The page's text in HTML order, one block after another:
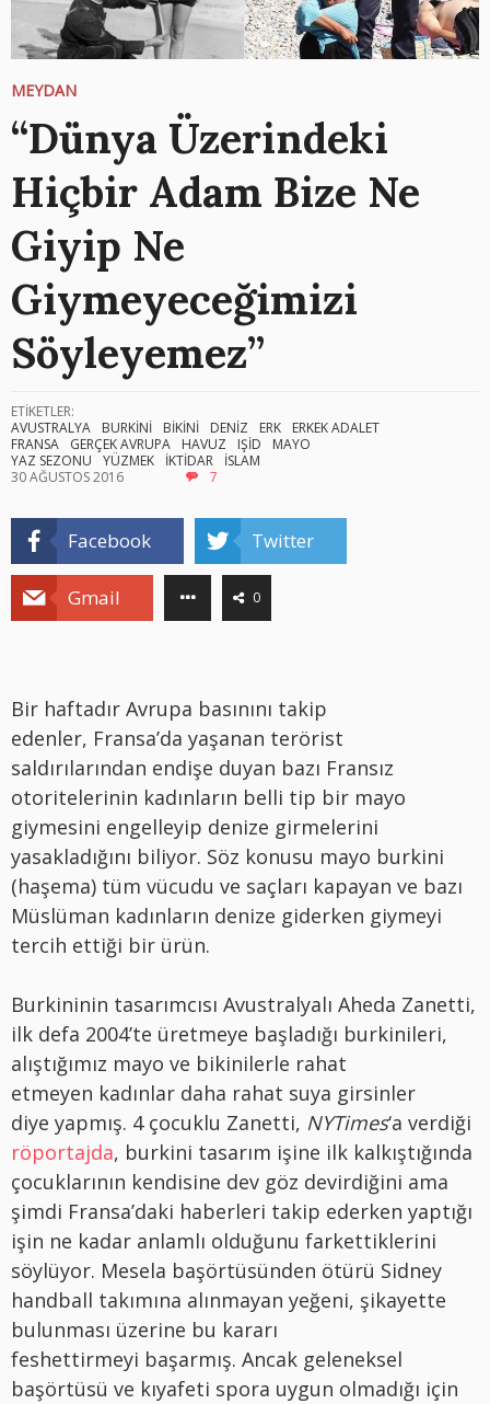
MEYDAN
“Dünya Üzerindeki
Hiçbir Adam Bize Ne
Giyip Ne
Giymeyeceğimizi
Söyleyemez”
ETİKETLER:
AVUSTRALYA
BURKİNİ BİKİNİ DENİZ ERK
ERKEK ADALET
FRANSA
GERÇEK AVRUPA HAVUZ IŞİD
MAYO
YAZ SEZONU
YÜZMEK İKTİDAR
İSLAM
30 AĞUSTOS 2016
7
Facebook Twitter
Gmail 0
Bir haftadır Avrupa basınını takip
edenler, Fransa’da yaşanan terörist
saldırılarından endişe duyan bazı Fransız
otoritelerinin kadınların belli tip bir mayo
giymesini engelleyip denize girmelerini
yasakladığını biliyor. Söz konusu mayo burkini
(haşema) tüm vücudu ve saçları kapayan ve bazı
Müslüman kadınların denize giderken giymeyi
tercih ettiği bir ürün.
Burkininin tasarımcısı Avustralyalı Aheda Zanetti,
ilk defa 2004’te üretmeye başladığı burkinileri,
alıştığımız mayo ve bikinilerle rahat
etmeyen kadınlar daha rahat suya girsinler
diye yapmış. 4 çocuklu Zanetti, NYTimes‘a verdiği
röportajda, burkini tasarım işine ilk kalkıştığında
çocuklarının kendisine dev göz devirdiğini ama
şimdi Fransa’daki haberleri takip ederken yaptığı
işin ne kadar anlamlı olduğunu farkettiklerini
söylüyor. Mesela başörtüsünden ötürü Sidney
handball takımına alınmayan yeğeni, şikayette
bulunması üzerine bu kararı
feshettirmeyi başarmış. Ancak geleneksel
başörtüsü ve kıyafeti spora uygun olmadığı için